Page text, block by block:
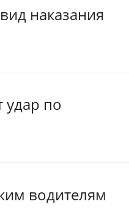
наказания
удар по
водителям